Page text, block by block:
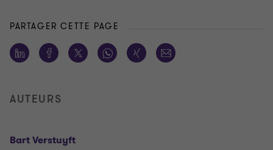
PARTAGER CETTE PAGE
AUTEURS
Bart Verstuyft